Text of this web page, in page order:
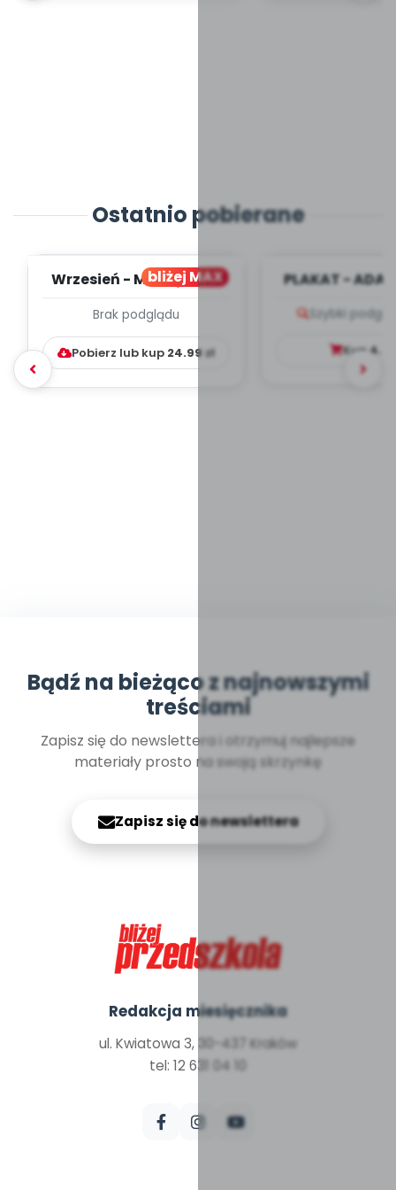
Ostatnio pobierane
bliżej MAX
Wrzesień - MIESIĘCZNY
WYCHOWAWCZO –
DYDAKTYC...
Brak podglądu
Pobierz lub kup 24.99zł
PLAKAT -
Szybki
Kup
Bądź na bieżąco z najnowszymi
treściami
Zapisz się do newslettera i otrzymuj najlepsze
materiały prosto na swoją skrzynkę
Zapisz się do newslettera
Redakcja miesięcznika
ul. Kwiatowa 3, 30-437 Kraków
tel: 12 631 04 10